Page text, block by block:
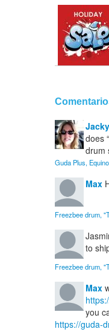
does
drum
Guda Plus,
Max
Freezbee drum,
to
Freezbee drum,
Max
you
https://guda-